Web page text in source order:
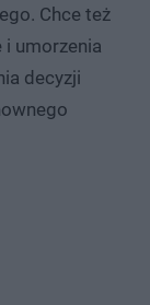
Chce też
umorzenia
decyzji